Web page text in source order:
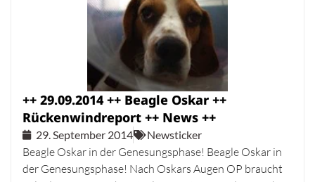
++ 29.09.2014 ++ Beagle Oskar ++
Rückenwindreport ++ News ++
29. September 2014 Newsticker
Beagle Oskar in der Genesungsphase! Beagle Oskar in
der Genesungsphase! Nach Oskars Augen OP braucht